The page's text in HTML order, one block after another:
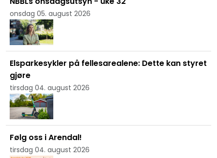
onsdag 05. august 2026
Elsparkesykler på fellesarealene: Dette kan styret
gjøre
tirsdag 04. august 2026
Følg oss i Arendal!
tirsdag 04. august 2026